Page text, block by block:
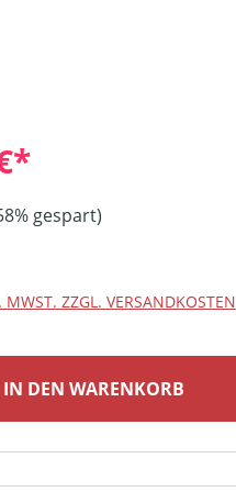
gespart)
MWST. ZZGL. VERSANDKOSTEN
IN DEN WARENKORB